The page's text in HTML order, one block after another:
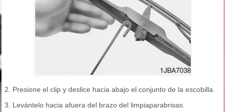
2. Presione el clip y deslice hacia abajo el conjunto de la escobilla.
3. Levántelo hacia afuera del brazo del limpiaparabrisas.